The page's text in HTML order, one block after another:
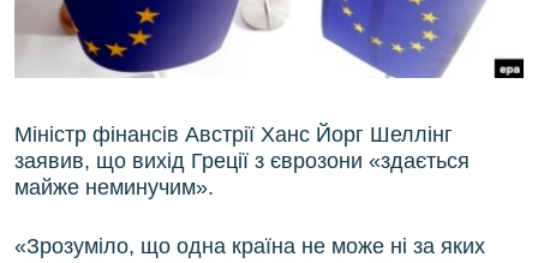
ВІДЕОУРОКИ «ELIFBE»
СВІДЧЕННЯ ОКУПАЦІЇ
ІНФОГРАФІКА
Русский
Qırımtatar
ДОЛУЧАЙСЯ!
Міністр фінансів Австрії Ханс Йорг Шеллінг
заявив, що вихід Греції з єврозони «здається
майже неминучим».
«Зрозуміло, що одна країна не може ні за яких